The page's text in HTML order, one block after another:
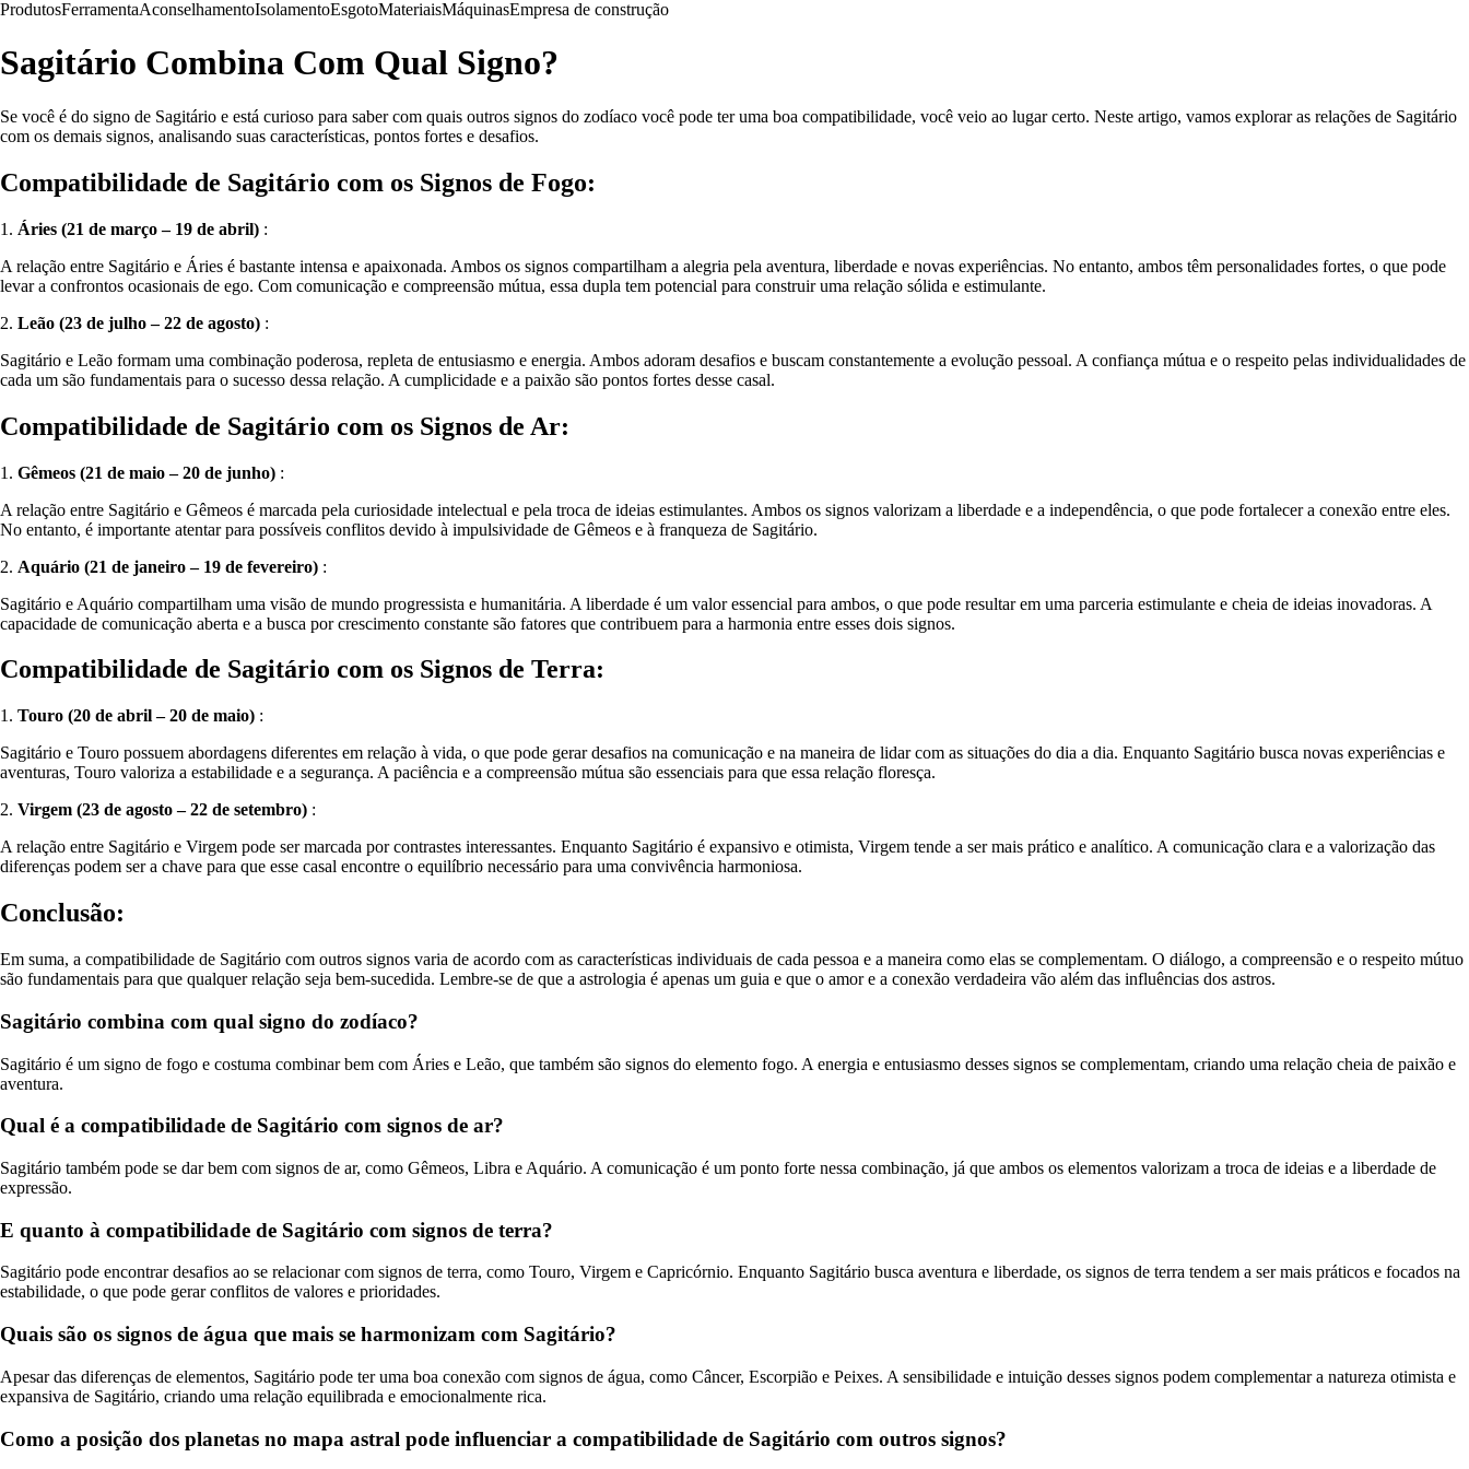
ProdutosFerramentaAconselhamentoIsolamentoEsgotoMateriaisMáquinasEmpresa de construção
Sagitário Combina Com Qual Signo?
Se você é do signo de Sagitário e está curioso para saber com quais outros signos do zodíaco você pode ter uma boa compatibilidade, você veio ao lugar certo. Neste artigo, vamos explorar as relações de Sagitário
com os demais signos, analisando suas características, pontos fortes e desafios.
Compatibilidade de Sagitário com os Signos de Fogo:
1. Áries (21 de março – 19 de abril) :
A relação entre Sagitário e Áries é bastante intensa e apaixonada. Ambos os signos compartilham a alegria pela aventura, liberdade e novas experiências. No entanto, ambos têm personalidades fortes, o que pode
levar a confrontos ocasionais de ego. Com comunicação e compreensão mútua, essa dupla tem potencial para construir uma relação sólida e estimulante.
2. Leão (23 de julho – 22 de agosto) :
Sagitário e Leão formam uma combinação poderosa, repleta de entusiasmo e energia. Ambos adoram desafios e buscam constantemente a evolução pessoal. A confiança mútua e o respeito pelas individualidades de
cada um são fundamentais para o sucesso dessa relação. A cumplicidade e a paixão são pontos fortes desse casal.
Compatibilidade de Sagitário com os Signos de Ar:
1. Gêmeos (21 de maio – 20 de junho) :
A relação entre Sagitário e Gêmeos é marcada pela curiosidade intelectual e pela troca de ideias estimulantes. Ambos os signos valorizam a liberdade e a independência, o que pode fortalecer a conexão entre eles.
No entanto, é importante atentar para possíveis conflitos devido à impulsividade de Gêmeos e à franqueza de Sagitário.
2. Aquário (21 de janeiro – 19 de fevereiro) :
Sagitário e Aquário compartilham uma visão de mundo progressista e humanitária. A liberdade é um valor essencial para ambos, o que pode resultar em uma parceria estimulante e cheia de ideias inovadoras. A
capacidade de comunicação aberta e a busca por crescimento constante são fatores que contribuem para a harmonia entre esses dois signos.
Compatibilidade de Sagitário com os Signos de Terra:
1. Touro (20 de abril – 20 de maio) :
Sagitário e Touro possuem abordagens diferentes em relação à vida, o que pode gerar desafios na comunicação e na maneira de lidar com as situações do dia a dia. Enquanto Sagitário busca novas experiências e
aventuras, Touro valoriza a estabilidade e a segurança. A paciência e a compreensão mútua são essenciais para que essa relação floresça.
2. Virgem (23 de agosto – 22 de setembro) :
A relação entre Sagitário e Virgem pode ser marcada por contrastes interessantes. Enquanto Sagitário é expansivo e otimista, Virgem tende a ser mais prático e analítico. A comunicação clara e a valorização das
diferenças podem ser a chave para que esse casal encontre o equilíbrio necessário para uma convivência harmoniosa.
Conclusão:
Em suma, a compatibilidade de Sagitário com outros signos varia de acordo com as características individuais de cada pessoa e a maneira como elas se complementam. O diálogo, a compreensão e o respeito mútuo
são fundamentais para que qualquer relação seja bem-sucedida. Lembre-se de que a astrologia é apenas um guia e que o amor e a conexão verdadeira vão além das influências dos astros.
Sagitário combina com qual signo do zodíaco?
Sagitário é um signo de fogo e costuma combinar bem com Áries e Leão, que também são signos do elemento fogo. A energia e entusiasmo desses signos se complementam, criando uma relação cheia de paixão e
aventura.
Qual é a compatibilidade de Sagitário com signos de ar?
Sagitário também pode se dar bem com signos de ar, como Gêmeos, Libra e Aquário. A comunicação é um ponto forte nessa combinação, já que ambos os elementos valorizam a troca de ideias e a liberdade de
expressão.
E quanto à compatibilidade de Sagitário com signos de terra?
Sagitário pode encontrar desafios ao se relacionar com signos de terra, como Touro, Virgem e Capricórnio. Enquanto Sagitário busca aventura e liberdade, os signos de terra tendem a ser mais práticos e focados na
estabilidade, o que pode gerar conflitos de valores e prioridades.
Quais são os signos de água que mais se harmonizam com Sagitário?
Apesar das diferenças de elementos, Sagitário pode ter uma boa conexão com signos de água, como Câncer, Escorpião e Peixes. A sensibilidade e intuição desses signos podem complementar a natureza otimista e
expansiva de Sagitário, criando uma relação equilibrada e emocionalmente rica.
Como a posição dos planetas no mapa astral pode influenciar a compatibilidade de Sagitário com outros signos?